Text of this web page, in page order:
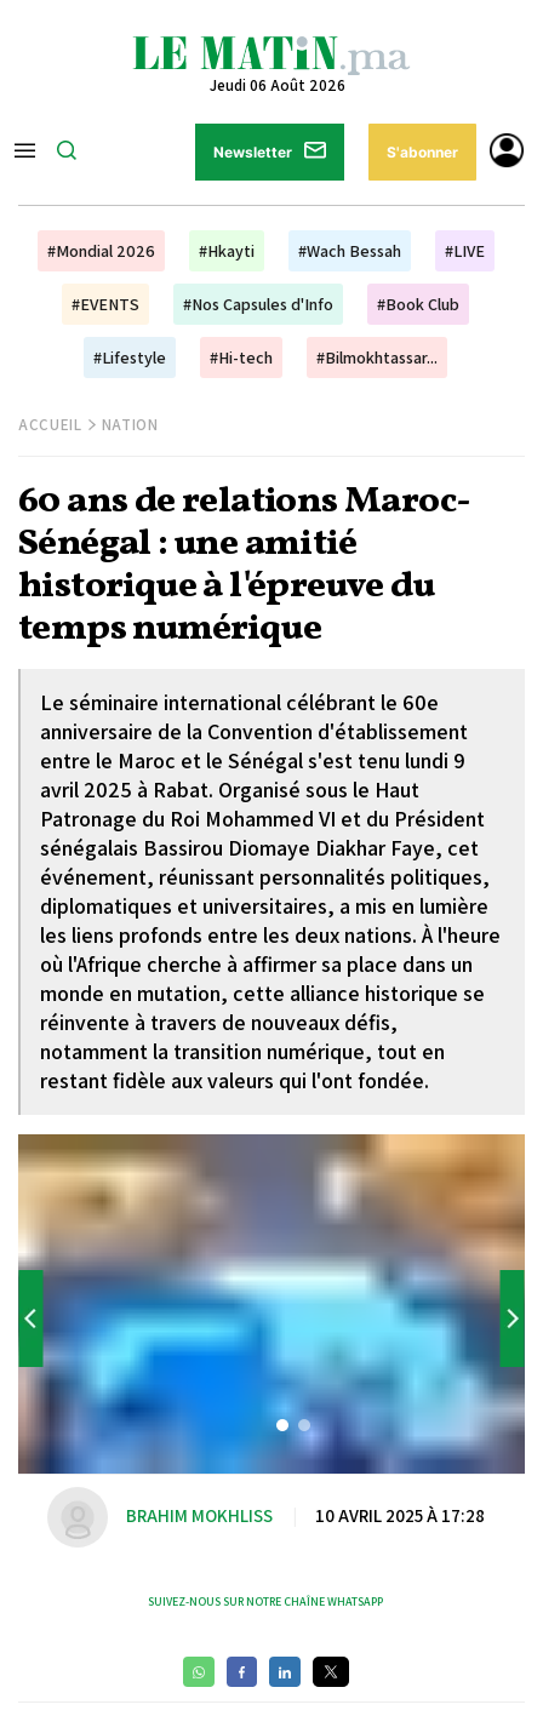
Jeudi 06 Août 2026
Newsletter S'abonner
#Mondial 2026 #Hkayti #Wach Bessah #LIVE
#EVENTS #Nos Capsules d'Info #Book Club
#Lifestyle #Hi-tech #Bilmokhtassar...
ACCUEIL NATION
60 ans de relations Maroc-
Sénégal : une amitié
historique à l'épreuve du
temps numérique
Le séminaire international célébrant le 60e
anniversaire de la Convention d'établissement
entre le Maroc et le Sénégal s'est tenu lundi 9
avril 2025 à Rabat. Organisé sous le Haut
Patronage du Roi Mohammed VI et du Président
sénégalais Bassirou Diomaye Diakhar Faye, cet
événement, réunissant personnalités politiques,
diplomatiques et universitaires, a mis en lumière
les liens profonds entre les deux nations. À l'heure
où l'Afrique cherche à affirmer sa place dans un
monde en mutation, cette alliance historique se
réinvente à travers de nouveaux défis,
notamment la transition numérique, tout en
restant fidèle aux valeurs qui l'ont fondée.
BRAHIM MOKHLISS 10 AVRIL 2025 À 17:28
SUIVEZ-NOUS SUR NOTRE CHAÎNE WHATSAPP